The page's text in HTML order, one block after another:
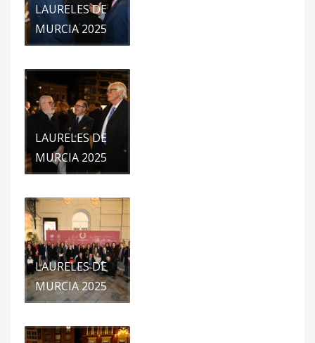
LAURELES DE
MURCIA 2025
LAURELES DE
MURCIA 2025
LAURELES DE
MURCIA 2025